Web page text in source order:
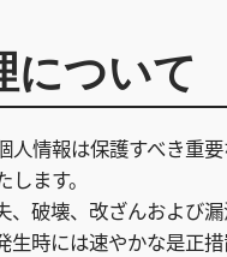
について
人情報は保護すべき重
ます。
、破壊、改ざんおよび
時には速やかな是正措